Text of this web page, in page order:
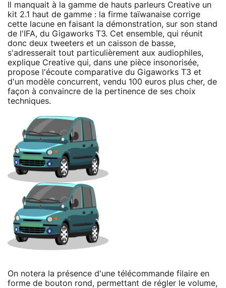
Il manquait à la gamme de hauts parleurs Creative un
kit 2.1 haut de gamme : la firme taïwanaise corrige
cette lacune en faisant la démonstration, sur son stand
de l'IFA, du Gigaworks T3. Cet ensemble, qui réunit
donc deux tweeters et un caisson de basse,
s'adresserait tout particulièrement aux audiophiles,
explique Creative qui, dans une pièce insonorisée,
propose l'écoute comparative du Gigaworks T3 et
d'un modèle concurrent, vendu 100 euros plus cher, de
façon à convaincre de la pertinence de ses choix
techniques.
On notera la présence d'une télécommande filaire en
forme de bouton rond, permettant de régler le volume,